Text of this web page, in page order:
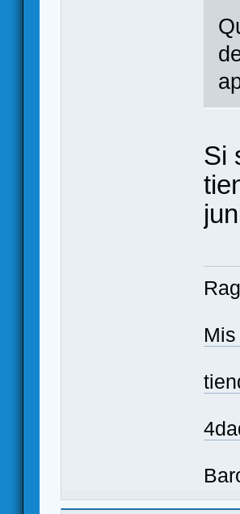
Si